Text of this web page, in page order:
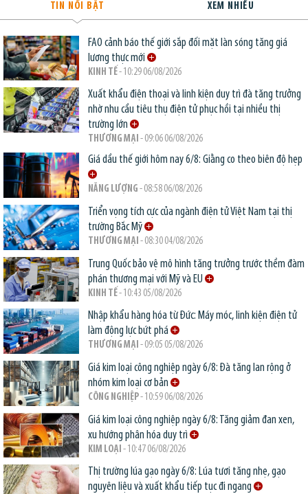
TIN NỔI BẬT XEM NHIỀU
FAO cảnh báo thế giới sắp đối mặt làn sóng tăng giá
lương thực mới
KINH TẾ- 10:29 06/08/2026
Xuất khẩu điện thoại và linh kiện duy trì đà tăng trưởng
nhờ nhu cầu tiêu thụ điện tử phục hồi tại nhiều thị
trường lớn
THƯƠNG MẠI - 09:06 06/08/2026
Giá dầu thế giới hôm nay 6/8: Giằng co theo biên độ hẹp
NĂNG LƯỢNG - 08:58 06/08/2026
Triển vọng tích cực của ngành điện tử Việt Nam tại thị
trường Bắc Mỹ
THƯƠNG MẠI - 08:30 04/08/2026
Trung Quốc bảo vệ mô hình tăng trưởng trước thềm đàm
phán thương mại với Mỹ và EU
KINH TẾ- 10:43 05/08/2026
Nhập khẩu hàng hóa từ Đức: Máy móc, linh kiện điện tử
làm động lực bứt phá
THƯƠNG MẠI - 09:05 05/08/2026
Giá kim loại công nghiệp ngày 6/8: Đà tăng lan rộng ở
nhóm kim loại cơ bản
CÔNG NGHIỆP- 10:59 06/08/2026
Giá kim loại công nghiệp ngày 6/8: Tăng giảm đan xen,
xu hướng phân hóa duy trì
KIM LOẠI - 10:47 06/08/2026
Thị trường lúa gạo ngày 6/8: Lúa tươi tăng nhẹ, gạo
nguyên liệu và xuất khẩu tiếp tục đi ngang